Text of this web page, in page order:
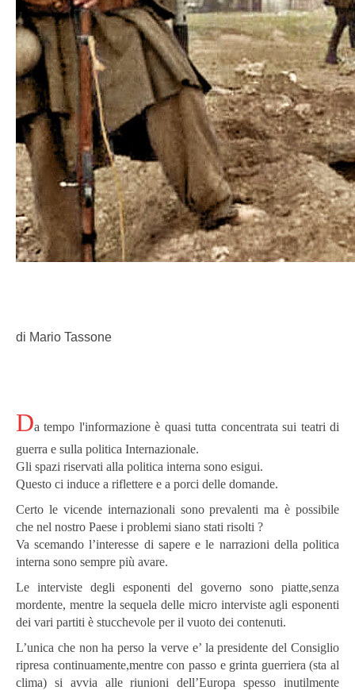
di Mario Tassone
Da tempo l'informazione è quasi tutta concentrata sui teatri di
guerra e sulla politica Internazionale.
Gli spazi riservati alla politica interna sono esigui.
Questo ci induce a riflettere e a porci delle domande.
Certo le vicende internazionali sono prevalenti ma è possibile
che nel nostro Paese i problemi siano stati risolti ?
Va scemando l’interesse di sapere e le narrazioni della politica
interna sono sempre più avare.
Le interviste degli esponenti del governo sono piatte,senza
mordente, mentre la sequela delle micro interviste agli esponenti
dei vari partiti è stucchevole per il vuoto dei contenuti.
L’unica che non ha perso la verve e’ la presidente del Consiglio
ripresa continuamente,mentre con passo e grinta guerriera (sta al
clima) si avvia alle riunioni dell’Europa spesso inutilmente